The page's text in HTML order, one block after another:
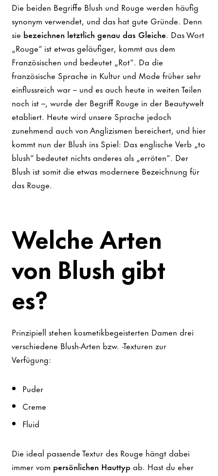
Die beiden Begriffe Blush und Rouge werden häufig
synonym verwendet, und das hat gute Gründe. Denn
sie bezeichnen letztlich genau das Gleiche. Das Wort
„Rouge“ ist etwas geläufiger, kommt aus dem
Französischen und bedeutet „Rot“. Da die
französische Sprache in Kultur und Mode früher sehr
einflussreich war – und es auch heute in weiten Teilen
noch ist –, wurde der Begriff Rouge in der Beautywelt
etabliert. Heute wird unsere Sprache jedoch
zunehmend auch von Anglizismen bereichert, und hier
kommt nun der Blush ins Spiel: Das englische Verb „to
blush“ bedeutet nichts anderes als „erröten“. Der
Blush ist somit die etwas modernere Bezeichnung für
das Rouge.
Welche Arten
von Blush gibt
es?
Prinzipiell stehen kosmetikbegeisterten Damen drei
verschiedene Blush-Arten bzw. -Texturen zur
Verfügung:
Puder
Creme
Fluid
Die ideal passende Textur des Rouge hängt dabei
immer vom persönlichen Hauttyp ab. Hast du eher